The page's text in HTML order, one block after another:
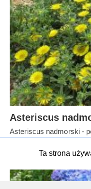
Asteriscus
Asteriscus nadmorski -
Ta strona